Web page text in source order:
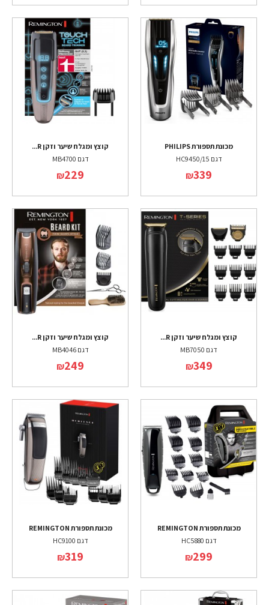
מכונת תספורת PHILIPS
דגם HC9450/15
₪339
קוצץ ומגלח שיער וזקן R...
דגם MB4700
₪229
קוצץ ומגלח שיער וזקן R...
דגם MB7050
₪349
קוצץ ומגלח שיער וזקן R...
דגם MB4046
₪249
מכונת תספורת REMINGTON
דגם HC5880
₪299
מכונת תספורת REMINGTON
דגם HC9100
₪319